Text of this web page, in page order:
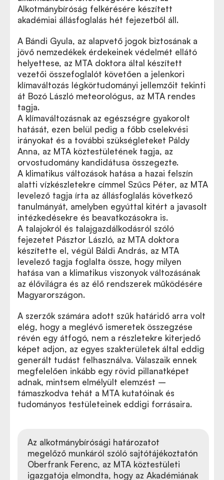
Alkotmánybíróság felkérésére készített
akadémiai állásfoglalás hét fejezetből áll.
A Bándi Gyula, az alapvető jogok biztosának a
jövő nemzedékek érdekeinek védelmét ellátó
helyettese, az MTA doktora által készített
vezetői összefoglalót követően a jelenkori
klímaváltozás légkörtudományi jellemzőit tekinti
át Bozó László meteorológus, az MTA rendes
tagja.
A klímaváltozásnak az egészségre gyakorolt
hatását, ezen belül pedig a főbb cselekvési
irányokat és a további szükségleteket Páldy
Anna, az MTA köztestületének tagja, az
orvostudomány kandidátusa összegezte.
A klimatikus változások hatása a hazai felszín
alatti vízkészletekre címmel Szűcs Péter, az MTA
levelező tagja írta az állásfoglalás következő
tanulmányát, amelyben egyúttal kitért a javasolt
intézkedésekre és beavatkozásokra is.
A talajokról és talajgazdálkodásról szóló
fejezetet Pásztor László, az MTA doktora
készítette el, végül Báldi András, az MTA
levelező tagja foglalta össze, hogy milyen
hatása van a klimatikus viszonyok változásának
az élővilágra és az élő rendszerek működésére
Magyarországon.
A szerzők számára adott szűk határidő arra volt
elég, hogy a meglévő ismeretek összegzése
révén egy átfogó, nem a részletekre kiterjedő
képet adjon, az egyes szakterületek által eddig
generált tudást felhasználva. Válaszaik ennek
megfelelően inkább egy rövid pillanatképet
adnak, mintsem elmélyült elemzést –
támaszkodva tehát a MTA kutatóinak és
tudományos testületeinek eddigi forrásaira.
Az alkotmánybírósági határozatot
megelőző munkáról szóló sajtótájékoztatón
Oberfrank Ferenc, az MTA köztestületi
igazgatója elmondta, hogy az Akadémiának